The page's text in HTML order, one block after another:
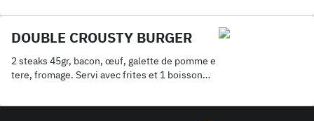
DOUBLE CROUSTY BURGER
2 steaks 45gr, bacon, œuf, galette de pomme e
tere, fromage. Servi avec frites et 1 boisson